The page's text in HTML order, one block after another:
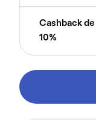
Cashback de
10%